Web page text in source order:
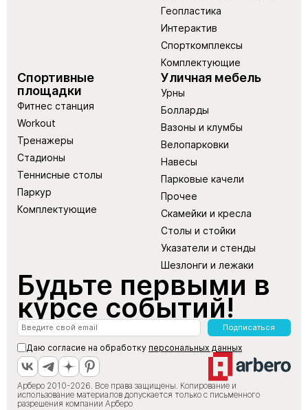
Геопластика
Интерактив
Спорткомплексы
Комплектующие
Спортивные
площадки
Фитнес станция
Workout
Тренажеры
Стадионы
Теннисные столы
Паркур
Комплектующие
Уличная мебель
Урны
Болларды
Вазоны и клумбы
Велопарковки
Навесы
Парковые качели
Прочее
Скамейки и кресла
Столы и стойки
Указатели и стенды
Шезлонги и лежаки
Будьте первыми в
курсе событий!
Подписаться
Даю согласие на обработку персональных данных
Арберо 2010-2026. Все права защищены. Копирование и
использование материалов допускается только с письменного
разрешения компании Арберо